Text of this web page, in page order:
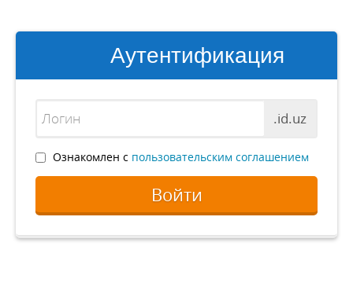
Аутентификация
.id.uz
Ознакомлен с пользовательским соглашением
Войти